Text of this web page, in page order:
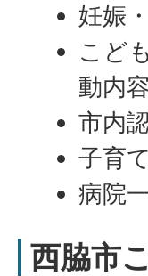
妊娠
こど
動内
市内
子育
病院
西脇市